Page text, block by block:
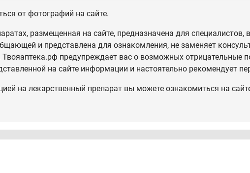
от фотографий на сайте.
размещенная на сайте, предназначена для
и представлена для ознакомления, не заменяет
предупреждает вас о возможных отрицательные
на сайте информации и настоятельно рекомендует
на лекарственный препарат вы можете ознакомиться на